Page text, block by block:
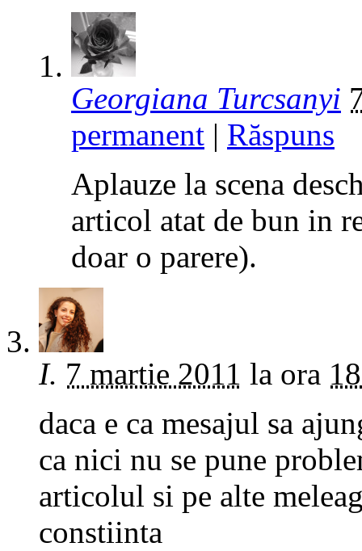
Georgiana Turcsanyi
permanent | Răspuns
Aplauze la scena
articol atat de bun in
doar o parere).
I. 7 martie 2011 la ora
daca e ca mesajul sa
ca nici nu se pune
articolul si pe alte
constiinta